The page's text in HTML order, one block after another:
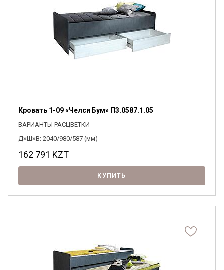
Кровать 1-09 «Челси Бум» П3.0587.1.05
ВАРИАНТЫ РАСЦВЕТКИ
Д×Ш×В: 2040/980/587 (мм)
162 791 KZT
КУПИТЬ